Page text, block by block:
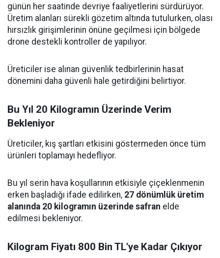
günün her saatinde devriye faaliyetlerini sürdürüyor.
Üretim alanları sürekli gözetim altında tutulurken, olası
hırsızlık girişimlerinin önüne geçilmesi için bölgede
drone destekli kontroller de yapılıyor.
Üreticiler ise alınan güvenlik tedbirlerinin hasat
dönemini daha güvenli hale getirdiğini belirtiyor.
Bu Yıl 20 Kilogramın Üzerinde Verim
Bekleniyor
Üreticiler, kış şartları etkisini göstermeden önce tüm
ürünleri toplamayı hedefliyor.
Bu yıl serin hava koşullarının etkisiyle çiçeklenmenin
erken başladığı ifade edilirken, 27 dönümlük üretim
alanında 20 kilogramın üzerinde safran elde
edilmesi bekleniyor.
Kilogram Fiyatı 800 Bin TL'ye Kadar Çıkıyor